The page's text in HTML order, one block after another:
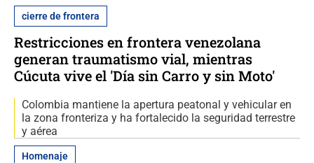
cierre de frontera
Restricciones en frontera venezolana
generan traumatismo vial, mientras
Cúcuta vive el 'Día sin Carro y sin Moto'
Colombia mantiene la apertura peatonal y vehicular en
la zona fronteriza y ha fortalecido la seguridad terrestre
y aérea
Homenaje